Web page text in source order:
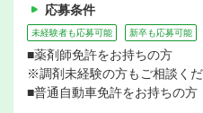
応募条件
未経験者も応募可能 新卒も応募可能
■薬剤師免許をお持ちの方
※調剤未経験の方もご相談くだ
■普通自動車免許をお持ちの方